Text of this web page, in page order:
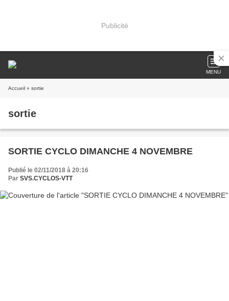
Publicité
MENU
Accueil » sortie
sortie
SORTIE CYCLO DIMANCHE 4 NOVEMBRE
Publié le 02/11/2018 à 20:16
Par SVS.CYCLOS-VTT